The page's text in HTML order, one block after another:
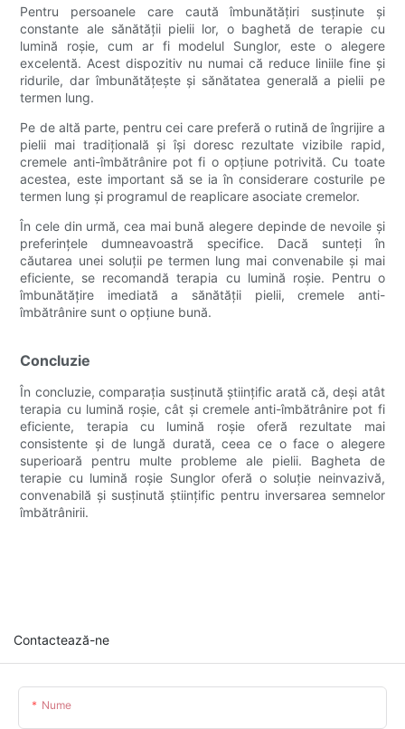
Pentru persoanele care caută îmbunătățiri susținute și
constante ale sănătății pielii lor, o baghetă de terapie cu
lumină roșie, cum ar fi modelul Sunglor, este o alegere
excelentă. Acest dispozitiv nu numai că reduce liniile fine și
ridurile, dar îmbunătățește și sănătatea generală a pielii pe
termen lung.
Pe de altă parte, pentru cei care preferă o rutină de îngrijire a
pielii mai tradițională și își doresc rezultate vizibile rapid,
cremele anti-îmbătrânire pot fi o opțiune potrivită. Cu toate
acestea, este important să se ia în considerare costurile pe
termen lung și programul de reaplicare asociate cremelor.
În cele din urmă, cea mai bună alegere depinde de nevoile și
preferințele dumneavoastră specifice. Dacă sunteți în
căutarea unei soluții pe termen lung mai convenabile și mai
eficiente, se recomandă terapia cu lumină roșie. Pentru o
îmbunătățire imediată a sănătății pielii, cremele anti-
îmbătrânire sunt o opțiune bună.
Concluzie
În concluzie, comparația susținută științific arată că, deși atât
terapia cu lumină roșie, cât și cremele anti-îmbătrânire pot fi
eficiente, terapia cu lumină roșie oferă rezultate mai
consistente și de lungă durată, ceea ce o face o alegere
superioară pentru multe probleme ale pielii. Bagheta de
terapie cu lumină roșie Sunglor oferă o soluție neinvazivă,
convenabilă și susținută științific pentru inversarea semnelor
îmbătrânirii.
Contactează-ne
Nume